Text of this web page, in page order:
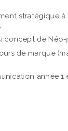
stratégique à
concept de
de marque
année 1